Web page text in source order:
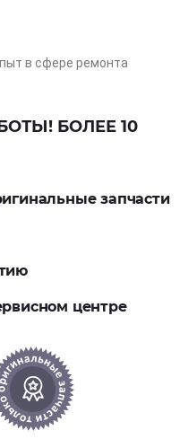
в сфере ремонта
БОЛЕЕ 10
запчасти
центре